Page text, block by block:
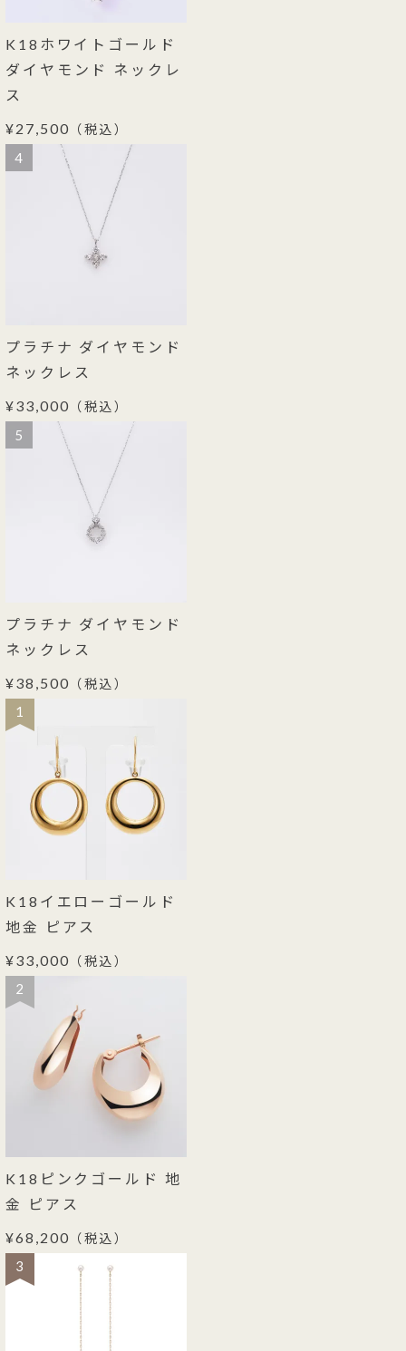
K18ホワイトゴールド
ダイヤモンド ネックレ
ス
¥27,500 （税込）
4
プラチナ ダイヤモンド
ネックレス
¥33,000 （税込）
5
プラチナ ダイヤモンド
ネックレス
¥38,500 （税込）
1
K18イエローゴールド
地金 ピアス
¥33,000 （税込）
2
K18ピンクゴールド 地
金 ピアス
¥68,200 （税込）
3